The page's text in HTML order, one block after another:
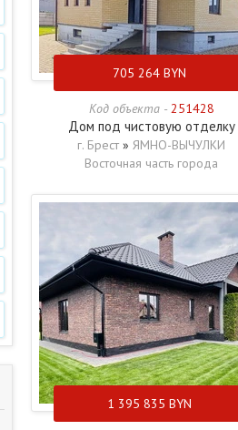
705 264 BYN
Код объекта - 251428
Дом под чистовую отделку
г. Брест » ЯМНО-ВЫЧУЛКИ
Восточная часть города
1 395 835 BYN